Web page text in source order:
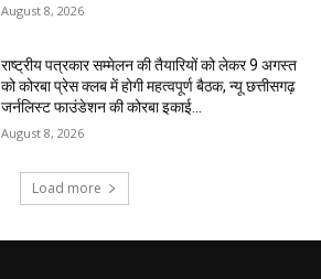
August 8, 2026
राष्ट्रीय पत्रकार सम्मेलन की तैयारियों को लेकर 9 अगस्त
को कोरबा प्रेस क्लब में होगी महत्वपूर्ण बैठक, न्यू छत्तीसगढ़
जर्नलिस्ट फाउंडेशन की कोरबा इकाई...
August 8, 2026
Load more